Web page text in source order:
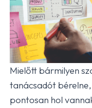
Mielőtt bármilyen
tanácsadót
pontosan hol